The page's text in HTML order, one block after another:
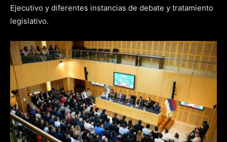
Ejecutivo y diferentes instancias de debate y tratamiento
legislativo.